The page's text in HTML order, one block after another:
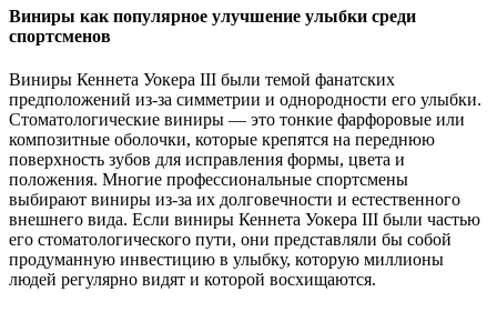
Виниры как популярное улучшение улыбки среди
спортсменов
Виниры Кеннета Уокера III были темой фанатских
предположений из-за симметрии и однородности его улыбки.
Стоматологические виниры — это тонкие фарфоровые или
композитные оболочки, которые крепятся на переднюю
поверхность зубов для исправления формы, цвета и
положения. Многие профессиональные спортсмены
выбирают виниры из-за их долговечности и естественного
внешнего вида. Если виниры Кеннета Уокера III были частью
его стоматологического пути, они представляли бы собой
продуманную инвестицию в улыбку, которую миллионы
людей регулярно видят и которой восхищаются.